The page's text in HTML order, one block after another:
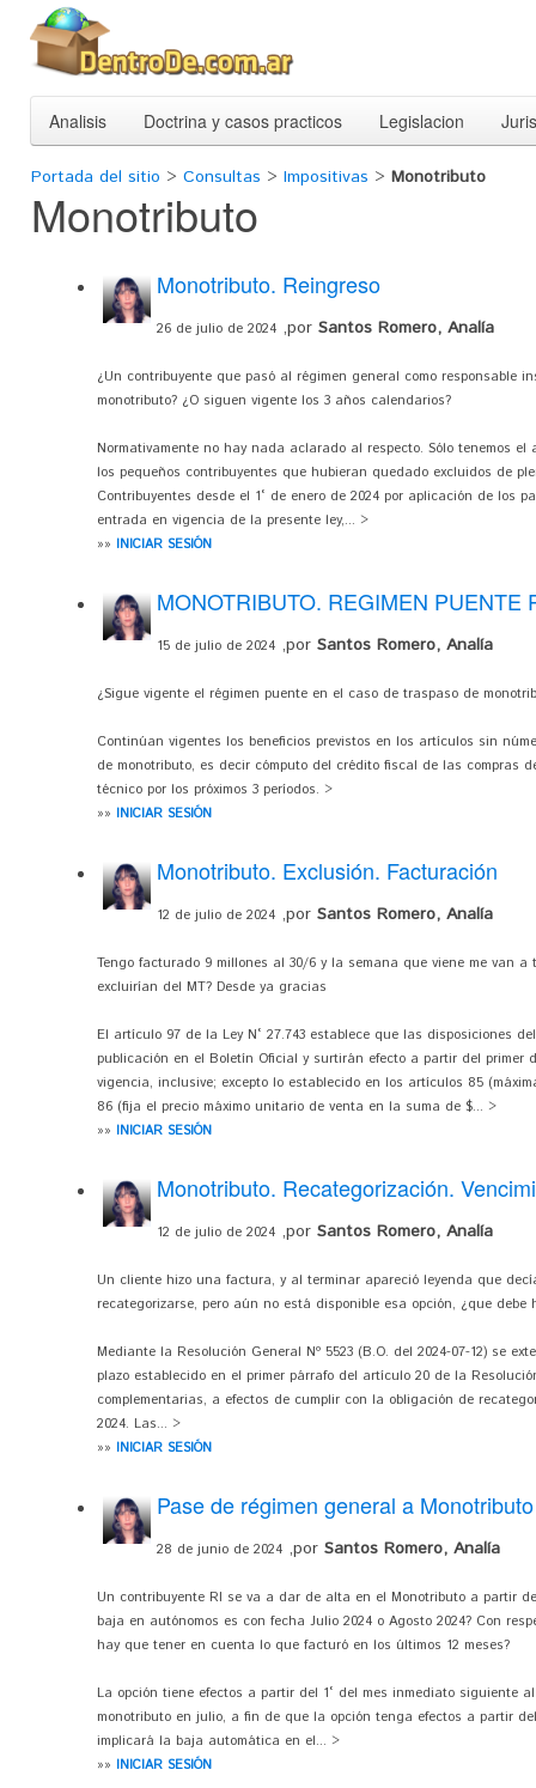
Analisis Doctrina y casos practicos Legislacion
Portada del sitio > Consultas > Impositivas > Monotributo
Monotributo
Monotributo. Reingreso
26 de julio de 2024 ,por Santos Romero, Analía
¿Un contribuyente que pasó al régimen general como responsable
monotributo? ¿O siguen vigente los 3 años calendarios?
Normativamente no hay nada aclarado al respecto. Sólo tenemos
los pequeños contribuyentes que hubieran quedado excluidos de
Contribuyentes desde el 1° de enero de 2024 por aplicación de los
entrada en vigencia de la presente ley,... >
»» INICIAR SESIÓN
MONOTRIBUTO. REGIMEN PUENTE
15 de julio de 2024 ,por Santos Romero, Analía
¿Sigue vigente el régimen puente en el caso de traspaso de
Continúan vigentes los beneficios previstos en los artículos sin
de monotributo, es decir cómputo del crédito fiscal de las compras
técnico por los próximos 3 períodos. >
»» INICIAR SESIÓN
Monotributo. Exclusión. Facturación
12 de julio de 2024 ,por Santos Romero, Analía
Tengo facturado 9 millones al 30/6 y la semana que viene me van a
excluirían del MT? Desde ya gracias
El artículo 97 de la Ley N° 27.743 establece que las disposiciones
publicación en el Boletín Oficial y surtirán efecto a partir del
vigencia, inclusive; excepto lo establecido en los artículos 85
86 (fija el precio máximo unitario de venta en la suma de $... >
»» INICIAR SESIÓN
Monotributo. Recategorización.
12 de julio de 2024 ,por Santos Romero, Analía
Un cliente hizo una factura, y al terminar apareció leyenda que
recategorizarse, pero aún no está disponible esa opción, ¿que debe
Mediante la Resolución General Nº 5523 (B.O. del 2024-07-12) se
plazo establecido en el primer párrafo del artículo 20 de la
complementarias, a efectos de cumplir con la obligación de
2024. Las... >
»» INICIAR SESIÓN
Pase de régimen general a Monotributo
28 de junio de 2024 ,por Santos Romero, Analía
Un contribuyente RI se va a dar de alta en el Monotributo a partir
baja en autónomos es con fecha Julio 2024 o Agosto 2024? Con
hay que tener en cuenta lo que facturó en los últimos 12 meses?
La opción tiene efectos a partir del 1° del mes inmediato siguiente
monotributo en julio, a fin de que la opción tenga efectos a partir
implicará la baja automática en el... >
»» INICIAR SESIÓN